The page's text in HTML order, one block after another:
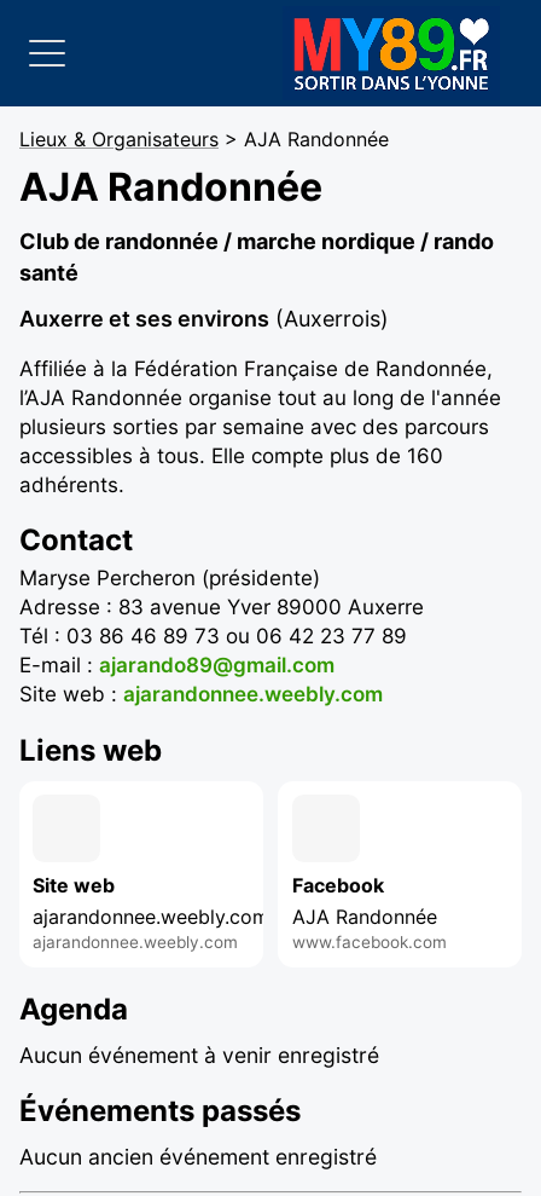
Lieux & Organisateurs > AJA Randonnée
AJA Randonnée
Club de randonnée / marche nordique / rando
santé
Auxerre et ses environs (Auxerrois)
Affiliée à la Fédération Française de Randonnée,
l’AJA Randonnée organise tout au long de l'année
plusieurs sorties par semaine avec des parcours
accessibles à tous. Elle compte plus de 160
adhérents.
Contact
Maryse Percheron (présidente)
Adresse : 83 avenue Yver 89000 Auxerre
Tél : 03 86 46 89 73 ou 06 42 23 77 89
E-mail : ajarando89@gmail.com
Site web : ajarandonnee.weebly.com
Liens web
Site web
ajarandonnee.weebly.com
ajarandonnee.weebly.com
Facebook
AJA Randonnée
www.facebook.com
Agenda
Aucun événement à venir enregistré
Événements passés
Aucun ancien événement enregistré